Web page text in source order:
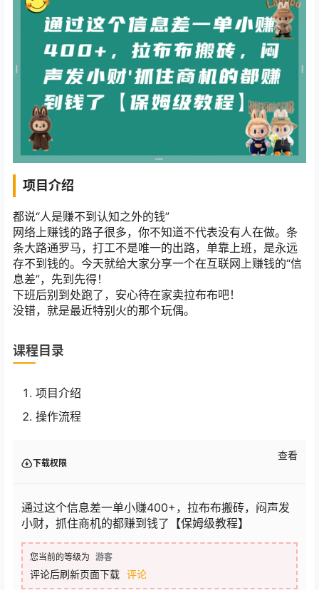
项目介绍
都说“人是赚不到认知之外的钱”
网络上赚钱的路子很多，你不知道不代表没有人在做。条
条大路通罗马，打工不是唯一的出路，单靠上班，是永远
存不到钱的。今天就给大家分享一个在互联网上赚钱的“信
息差”，先到先得！
下班后别到处跑了，安心待在家卖拉布布吧！
没错，就是最近特别火的那个玩偶。
课程目录
项目介绍
操作流程
下载权限
查看
通过这个信息差一单小赚400+，拉布布搬砖，闷声发
小财，抓住商机的都赚到钱了【保姆级教程】
您当前的等级为 游客
评论后刷新页面下载 评论